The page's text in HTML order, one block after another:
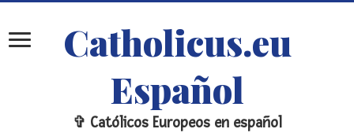
Catholicus.eu
Español
✞ Católicos Europeos en español